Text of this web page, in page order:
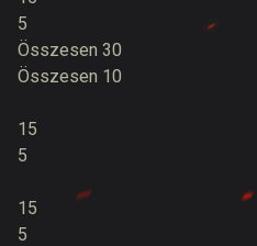
5
Összesen 30
Összesen 10
15
5
15
5